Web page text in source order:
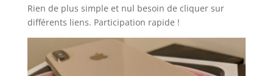
Rien de plus simple et nul besoin de cliquer sur
différents liens. Participation rapide !